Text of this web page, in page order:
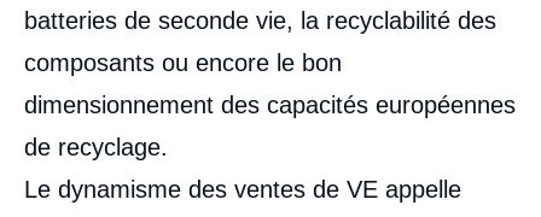
batteries de seconde vie, la recyclabilité des
composants ou encore le bon
dimensionnement des capacités européennes
de recyclage.
Le dynamisme des ventes de VE appelle